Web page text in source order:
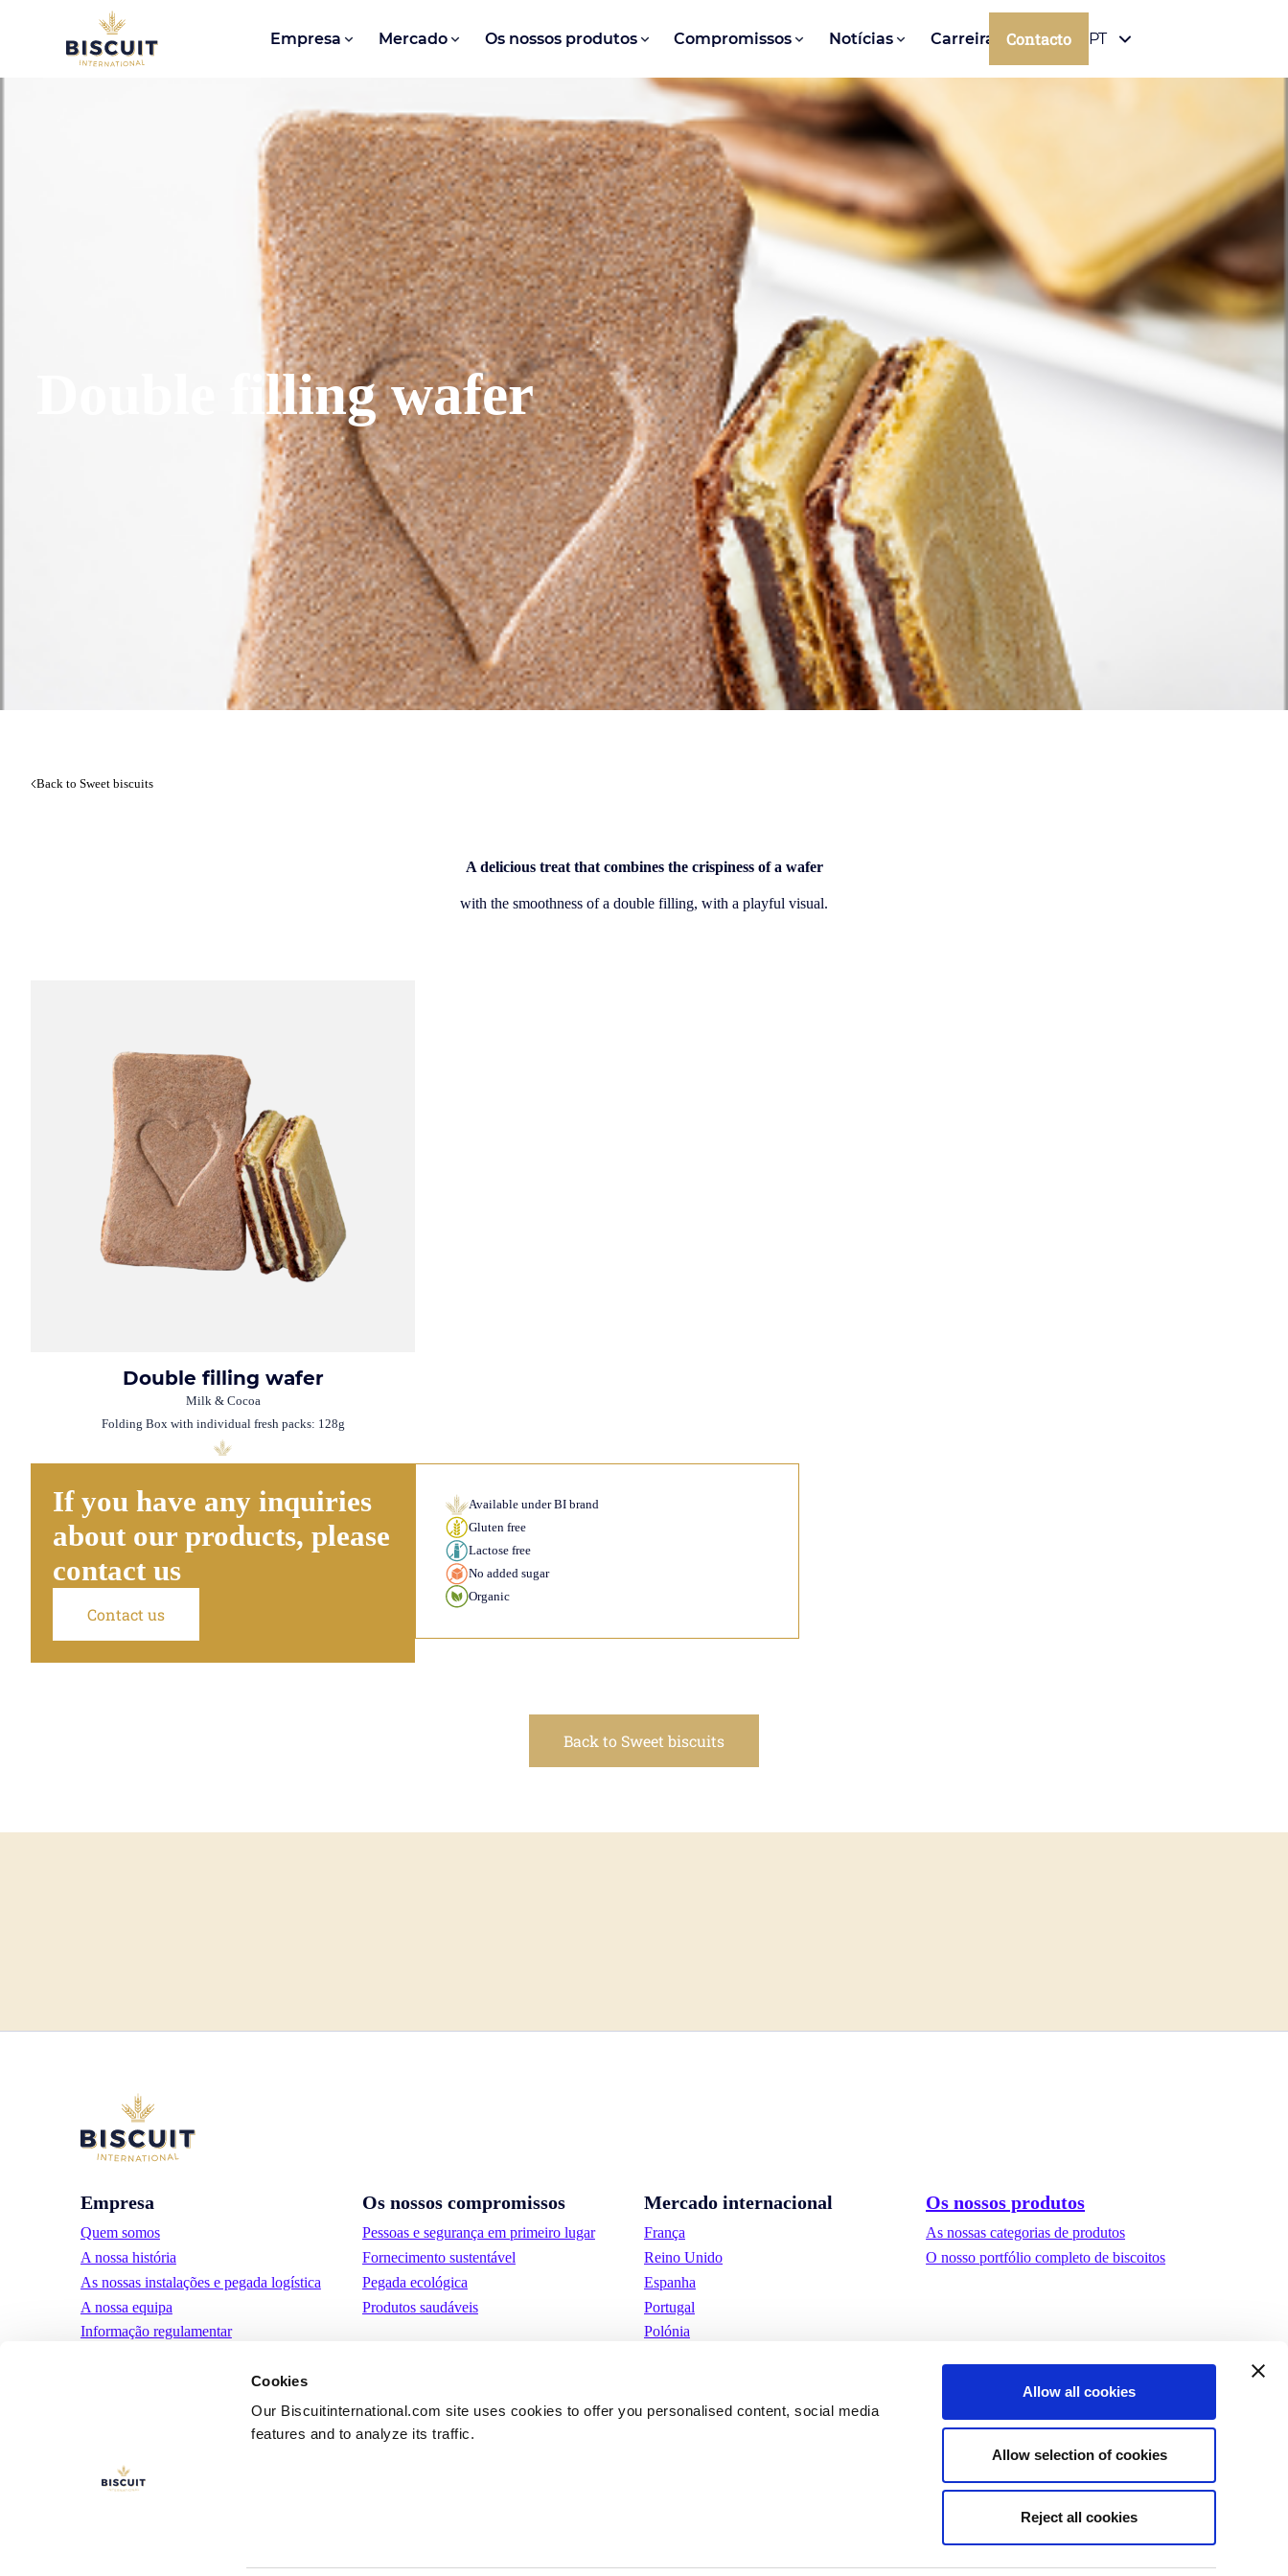
Cookies
Our Biscuitinternational.com site uses cookies to offer you personalised content, social media
features and to analyze its traffic.
Allow all cookies
Allow selection of cookies
Reject all cookies
Aller au contenu Empresa Mercado Os nossos produtos Compromissos Notícias Carreiras Contacto PT
Double filling wafer
Back to Sweet biscuits
A delicious treat that combines the crispiness of a wafer
with the smoothness of a double filling, with a playful visual.
Double filling wafer
Milk & Cocoa
Folding Box with individual fresh packs: 128g
If you have any inquiries
about our products, please
contact us
Contact us
Available under BI brand
Gluten free
Lactose free
No added sugar
Organic
Back to Sweet biscuits
Empresa
Quem somos
A nossa história
As nossas instalações e pegada logística
A nossa equipa
Informação regulamentar
Os nossos compromissos
Pessoas e segurança em primeiro lugar
Fornecimento sustentável
Pegada ecológica
Produtos saudáveis
Mercado internacional
França
Reino Unido
Espanha
Portugal
Polónia
Suécia
Os nossos produtos
As nossas categorias de produtos
O nosso portfólio completo de biscoitos